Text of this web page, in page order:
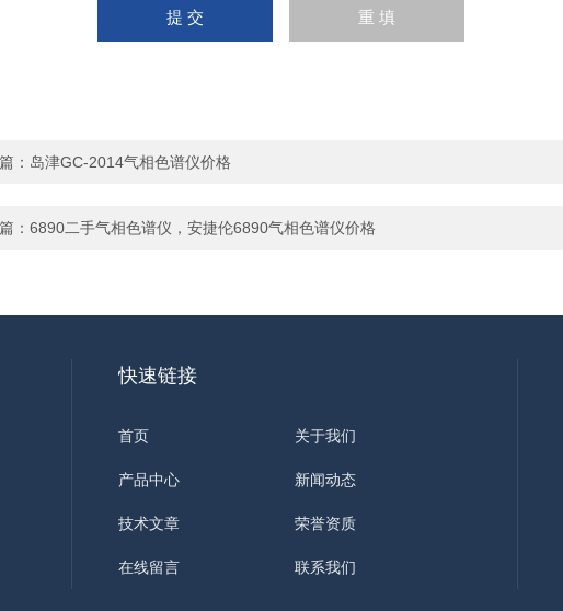
： 岛津GC-2014气相色谱仪价格
： 6890二手气相色谱仪，安捷伦6890气相色谱仪价格
快速链接
首页 关于我们
产品中心 新闻动态
技术文章 荣誉资质
在线留言 联系我们